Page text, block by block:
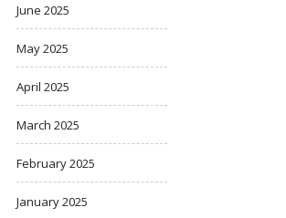
June 2025
May 2025
April 2025
March 2025
February 2025
January 2025